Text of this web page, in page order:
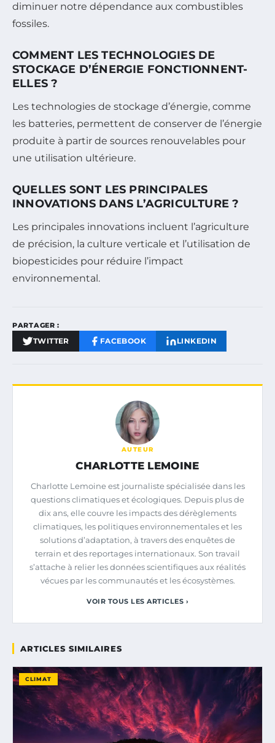
diminuer notre dépendance aux combustibles
fossiles.
COMMENT LES TECHNOLOGIES DE
STOCKAGE D’ÉNERGIE FONCTIONNENT-
ELLES ?
Les technologies de stockage d’énergie, comme
les batteries, permettent de conserver de l’énergie
produite à partir de sources renouvelables pour
une utilisation ultérieure.
QUELLES SONT LES PRINCIPALES
INNOVATIONS DANS L’AGRICULTURE ?
Les principales innovations incluent l’agriculture
de précision, la culture verticale et l’utilisation de
biopesticides pour réduire l’impact
environnemental.
PARTAGER :
TWITTER FACEBOOK LINKEDIN
AUTEUR
CHARLOTTE LEMOINE
Charlotte Lemoine est journaliste spécialisée dans les
questions climatiques et écologiques. Depuis plus de
dix ans, elle couvre les impacts des dérèglements
climatiques, les politiques environnementales et les
solutions d’adaptation, à travers des enquêtes de
terrain et des reportages internationaux. Son travail
s’attache à relier les données scientifiques aux réalités
vécues par les communautés et les écosystèmes.
VOIR TOUS LES ARTICLES ›
ARTICLES SIMILAIRES
CLIMAT